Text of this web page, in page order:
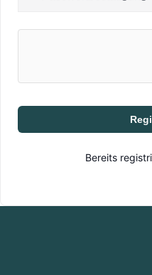
Bereits